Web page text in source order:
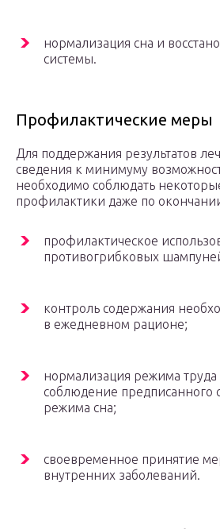
нормализация сна и
системы.
Профилактические меры
Для поддержания результатов
сведения к минимуму
необходимо соблюдать
профилактики даже по
профилактическое
противогрибковых
контроль содержания
в ежедневном рационе;
нормализация режима труда
соблюдение предписанного
режима сна;
своевременное принятие
внутренних заболеваний.